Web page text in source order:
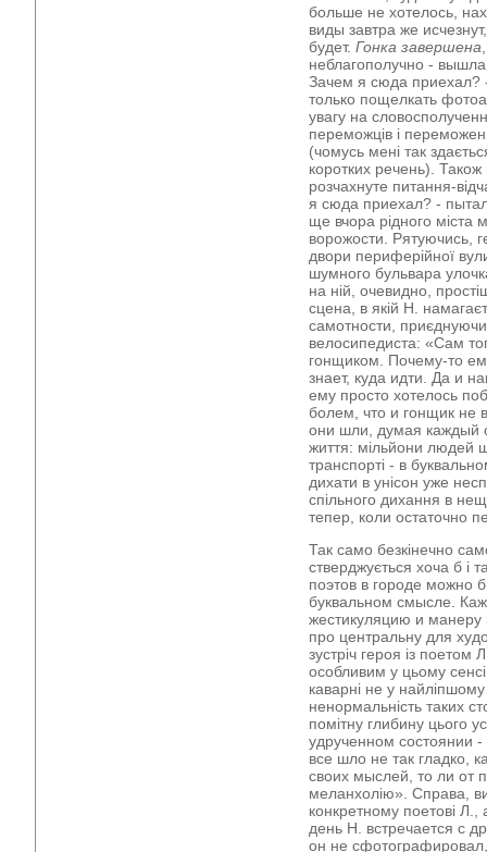
больше не хотелось,
виды завтра же
будет. Гонка завершена
неблагополучно -
Зачем я сюда приехал?
только пощелкать
увагу на
переможців і
(чомусь мені так
коротких речень). Також
розчахнуте питання-
я сюда приехал? -
ще вчора рідного міста
ворожости. Рятуючись,
двори периферійної
шумного бульвара
на ній, очевидно,
сцена, в якій Н.
самотности,
велосипедиста: «Сам
гонщиком. Почему-то
знает, куда идти. Да и
ему просто хотелось
болем, что и гонщик не
они шли, думая каждый
життя: мільйони людей
транспорті - в
дихати в унісон уже
спільного дихання в
тепер, коли остаточно
Так само безкінечно
стверджується хоча б і
поэтов в городе можно
буквальном смысле.
жестикуляцию и манеру
про центральну для
зустріч героя із поетом
особливим у цьому
каварні не у
ненормальність таких
помітну глибину цього
удрученном состоянии -
все шло не так гладко,
своих мыслей, то ли от
меланхолію». Справа,
конкретному поетові
день Н. встречается с
он не